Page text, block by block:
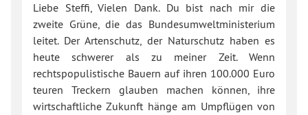
Liebe Steffi, Vielen Dank. Du bist nach mir die
zweite Grüne, die das Bundesumweltministerium
leitet. Der Artenschutz, der Naturschutz haben es
heute schwerer als zu meiner Zeit. Wenn
rechtspopulistische Bauern auf ihren 100.000 Euro
teuren Treckern glauben machen können, ihre
wirtschaftliche Zukunft hänge am Umpflügen von